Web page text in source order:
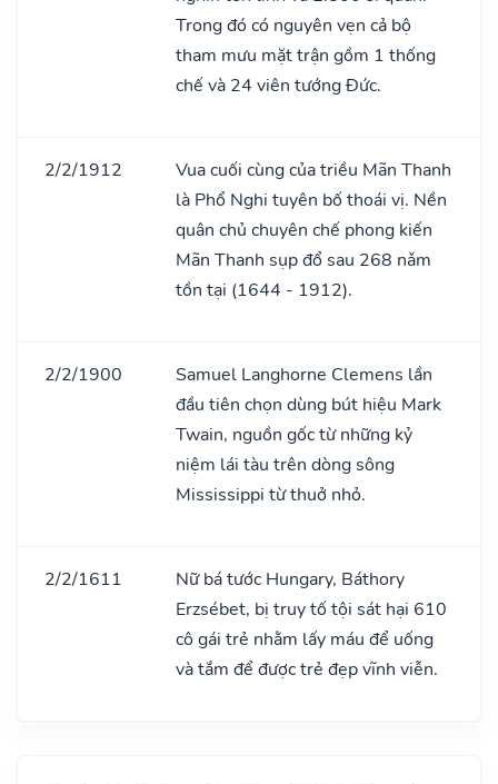
Trong đó có nguyên vẹn cả bộ
tham mưu mặt trận gồm 1 thống
chế và 24 viên tướng Đức.
2/2/1912
Vua cuối cùng của triều Mãn Thanh
là Phổ Nghi tuyên bố thoái vị. Nền
quân chủ chuyên chế phong kiến
Mãn Thanh sụp đổ sau 268 nǎm
tồn tại (1644 - 1912).
2/2/1900
Samuel Langhorne Clemens lần
đầu tiên chọn dùng bút hiệu Mark
Twain, nguồn gốc từ những kỷ
niệm lái tàu trên dòng sông
Mississippi từ thuở nhỏ.
2/2/1611
Nữ bá tước Hungary, Báthory
Erzsébet, bị truy tố tội sát hại 610
cô gái trẻ nhằm lấy máu để uống
và tắm để được trẻ đẹp vĩnh viễn.